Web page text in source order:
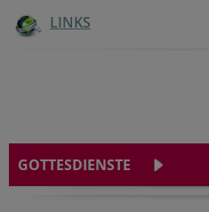
LINKS
GOTTESDIENSTE